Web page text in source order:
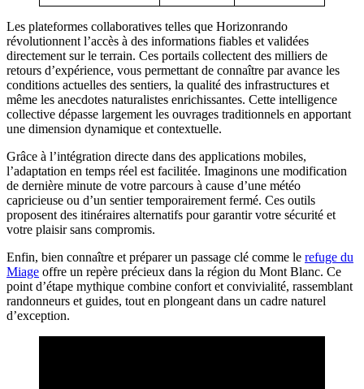
Les plateformes collaboratives telles que Horizonrando
révolutionnent l’accès à des informations fiables et validées
directement sur le terrain. Ces portails collectent des milliers de
retours d’expérience, vous permettant de connaître par avance les
conditions actuelles des sentiers, la qualité des infrastructures et
même les anecdotes naturalistes enrichissantes. Cette intelligence
collective dépasse largement les ouvrages traditionnels en apportant
une dimension dynamique et contextuelle.
Grâce à l’intégration directe dans des applications mobiles,
l’adaptation en temps réel est facilitée. Imaginons une modification
de dernière minute de votre parcours à cause d’une météo
capricieuse ou d’un sentier temporairement fermé. Ces outils
proposent des itinéraires alternatifs pour garantir votre sécurité et
votre plaisir sans compromis.
Enfin, bien connaître et préparer un passage clé comme le refuge du
Miage offre un repère précieux dans la région du Mont Blanc. Ce
point d’étape mythique combine confort et convivialité, rassemblant
randonneurs et guides, tout en plongeant dans un cadre naturel
d’exception.